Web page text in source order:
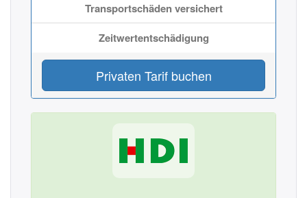
Transportschäden versichert
Zeitwertentschädigung
Privaten Tarif buchen